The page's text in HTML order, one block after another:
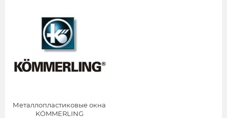
Металлопластиковые окна
KÖMMERLING